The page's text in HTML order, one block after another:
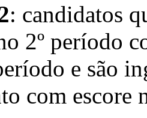
: candidatos
2º período
e são
com